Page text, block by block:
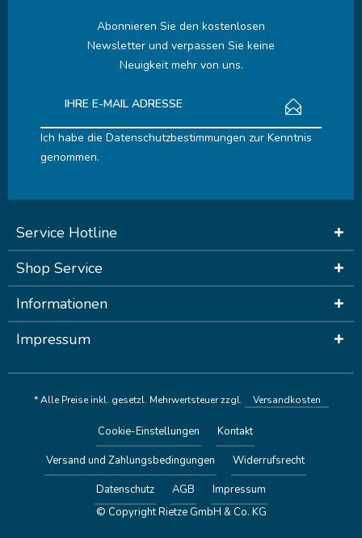
Abonnieren Sie den kostenlosen
Newsletter und verpassen Sie keine
Neuigkeit mehr von uns.
Ich habe die Datenschutzbestimmungen zur Kenntnis
genommen.
Service Hotline
Shop Service
Informationen
Impressum
* Alle Preise inkl. gesetzl. Mehrwertsteuer zzgl. Versandkosten
Cookie-Einstellungen
Kontakt
Versand und Zahlungsbedingungen
Widerrufsrecht
Datenschutz
AGB
Impressum
© Copyright Rietze GmbH & Co. KG